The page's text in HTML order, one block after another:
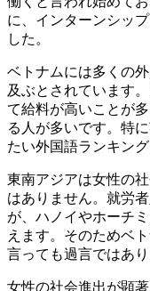
に、インターンシッ
した。
ベトナムには多くの
及ぶとされています
て給料が高いことが
る人が多いです。特
たい外国語ランキン
東南アジアは女性の
はありません。就労
が、ハノイやホーチ
えます。そのためベ
言っても過言ではあり
女性の社会進出が顕